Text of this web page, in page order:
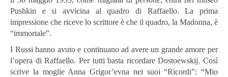
Pushkin e si avvicina al quadro di Raffaello. La prima
impressione che riceve lo scrittore è che il quadro, la Madonna, è
“immortale”.
I Russi hanno avuto e continuano ad avere un grande amore per
l’opera di Raffaello. Per tutti basta ricordare Dostoewskij. Così
scrive la moglie Anna Grigor’evna nei suoi “Ricordi”: “Mio